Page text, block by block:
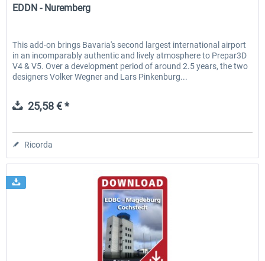
EDDN - Nuremberg
This add-on brings Bavaria's second largest international airport
in an incomparably authentic and lively atmosphere to Prepar3D
V4 & V5. Over a development period of around 2.5 years, the two
designers Volker Wegner and Lars Pinkenburg...
25,58 € *
Ricorda